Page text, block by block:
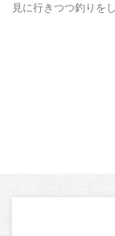
見に行きつつ釣りを